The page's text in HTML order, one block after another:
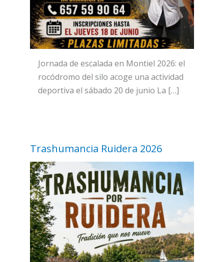
Jornada de escalada en Montiel 2026: el
rocódromo del silo acoge una actividad
deportiva el sábado 20 de junio La […]
Trashumancia Ruidera 2026